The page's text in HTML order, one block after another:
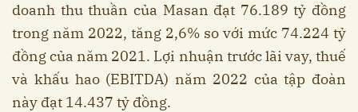
doanh thu thuần của Masan đạt 76.189 tỷ đồng
trong năm 2022, tăng 2,6% so với mức 74.224 tỷ
đồng của năm 2021. Lợi nhuận trước lãi vay, thuế
và khấu hao (EBITDA) năm 2022 của tập đoàn
này đạt 14.437 tỷ đồng.